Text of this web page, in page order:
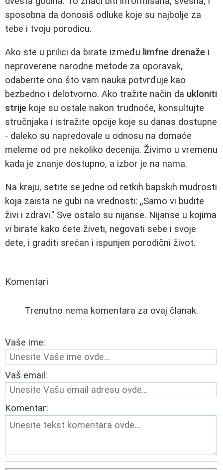
sposobna da donosiš odluke koje su najbolje za
tebe i tvoju porodicu.
Ako ste u prilici da birate između limfne drenaže i
neproverene narodne metode za oporavak,
odaberite ono što vam nauka potvrđuje kao
bezbedno i delotvorno. Ako tražite način da ukloniti
strije koje su ostale nakon trudnoće, konsultujte
stručnjaka i istražite opcije koje su danas dostupne
- daleko su napredovale u odnosu na domaće
meleme od pre nekoliko decenija. Živimo u vremenu
kada je znanje dostupno, a izbor je na nama.
Na kraju, setite se jedne od retkih bapskih mudrosti
koja zaista ne gubi na vrednosti: „Samo vi budite
živi i zdravi." Sve ostalo su nijanse. Nijanse u kojima
vibirate kako ćete živeti, negovati sebe i svoje
dete, i graditi srećan i ispunjen porodični život.
Komentari
Trenutno nema komentara za ovaj članak.
Vaše ime:
Vaš email:
Komentar: